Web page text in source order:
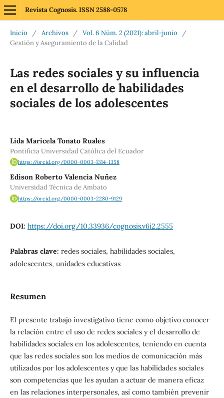
Revista Cognosis. ISSN 2588-0578
Inicio / Archivos / Vol. 6 Núm. 2 (2021): abril-junio
/
Gestión y Aseguramiento de la Calidad
Las redes sociales y su influencia
en el desarrollo de habilidades
sociales de los adolescentes
Lida Maricela Tonato Ruales
Pontificia Universidad Católica del Ecuador
https://orcid.org/0000-0003-1314-1358
Edison Roberto Valencia Nuñez
Universidad Técnica de Ambato
https://orcid.org/0000-0003-2280-9129
DOI: https://doi.org/10.33936/cognosis.v6i2.2555
Palabras clave: redes sociales, habilidades sociales,
adolescentes, unidades educativas
Resumen
El presente trabajo investigativo tiene como objetivo conocer
la relación entre el uso de redes sociales y el desarrollo de
habilidades sociales en los adolescentes, teniendo en cuenta
que las redes sociales son los medios de comunicación más
utilizados por los adolescentes y que las habilidades sociales
son competencias que les ayudan a actuar de manera eficaz
en las relaciones interpersonales, así como también prevenir